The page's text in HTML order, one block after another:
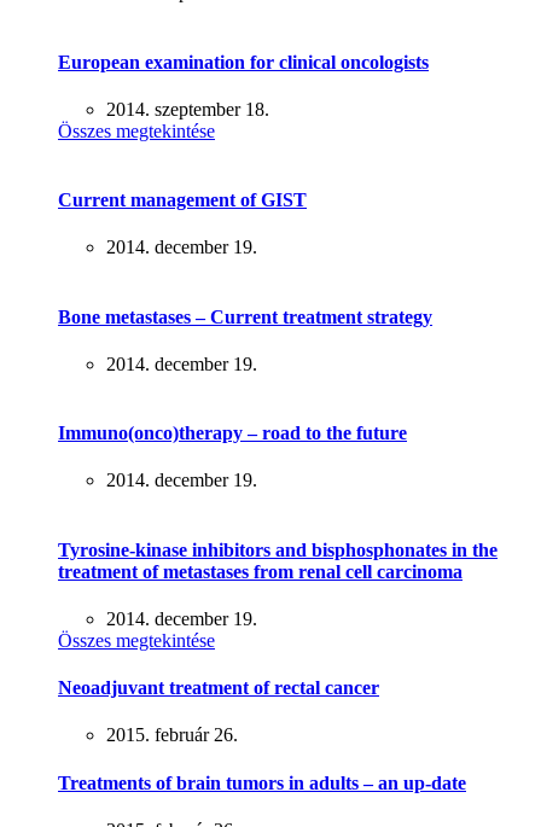
European examination for clinical oncologists
2014. szeptember 18.
Összes megtekintése
Current management of GIST
2014. december 19.
Bone metastases – Current treatment strategy
2014. december 19.
Immuno(onco)therapy – road to the future
2014. december 19.
Tyrosine-kinase inhibitors and bisphosphonates in the
treatment of metastases from renal cell carcinoma
2014. december 19.
Összes megtekintése
Neoadjuvant treatment of rectal cancer
2015. február 26.
Treatments of brain tumors in adults – an up-date